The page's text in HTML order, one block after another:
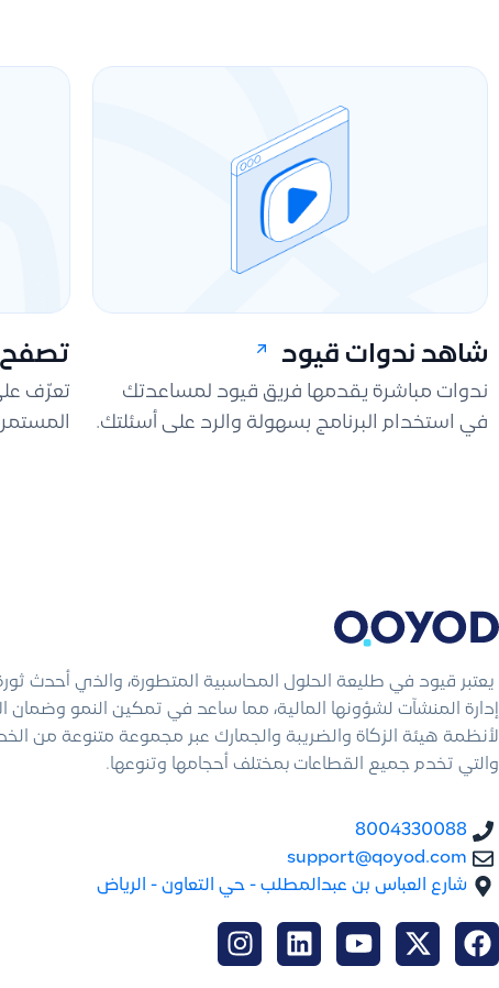
شاهد ندوات قيود
ندوات مباشرة يقدمها فريق قيود لمساعدتك
في استخدام البرنامج بسهولة والرد على أسئلتك.
تصفح
تعرّف
يعتبر قيود في طليعة الحلول المحاسبية المتطورة، والذي أحدث
إدارة المنشآت لشؤونها المالية، مما ساعد في تمكين النمو وضمان
لأنظمة هيئة الزكاة والضريبة والجمارك عبر مجموعة متنوعة من
والتي تخدم جميع القطاعات بمختلف أحجامها وتنوعها.
8004330088
support@qoyod.com
شارع العباس بن عبدالمطلب - حي التعاون - الرياض